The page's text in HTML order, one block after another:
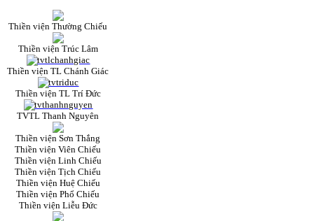
Thiền viện Thường Chiếu
Thiền viện Trúc Lâm
Thiền viện TL Chánh Giác
Thiền viện TL Trí Đức
TVTL Thanh Nguyên
Thiền viện Sơn Thắng
Thiền viện Viên Chiếu
Thiền viện Linh Chiếu
Thiền viện Tịch Chiếu
Thiền viện Huệ Chiếu
Thiền viện Phổ Chiếu
Thiền viện Liễu Đức